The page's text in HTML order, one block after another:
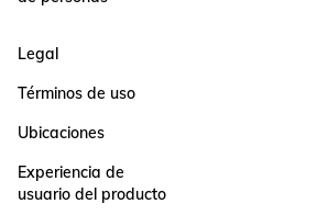
Legal
Términos de uso
Ubicaciones
Experiencia de
usuario del producto